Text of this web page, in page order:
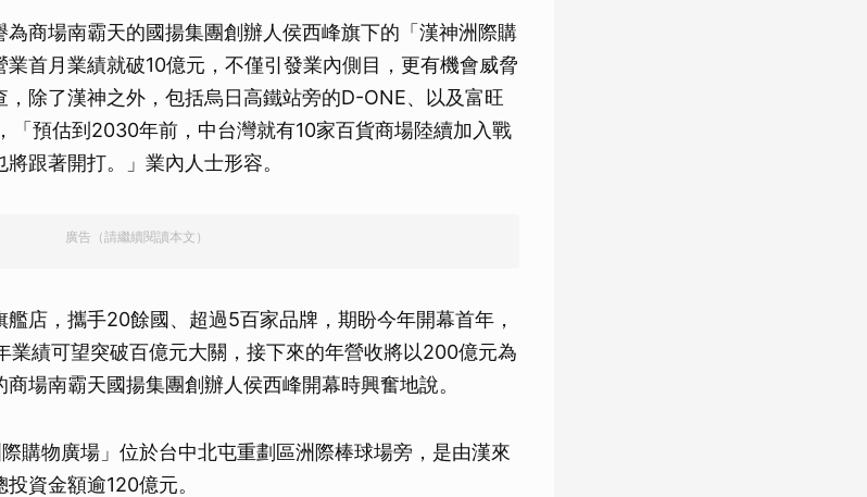
商場南霸天的國揚集團創辦人侯西峰旗下的「漢神洲際購
首月業績就破10億元，不僅引發業內側目，更有機會威脅
除了漢神之外，包括烏日高鐵站旁的D-ONE、以及富旺
「預估到2030年前，中台灣就有10家百貨商場陸續加入戰
跟著開打。」業內人士形容。
廣告（請繼續閱讀本文）
艦店，攜手20餘國、超過5百家品牌，期盼今年開幕首年，
業績可望突破百億元大關，接下來的年營收將以200億元為
場南霸天國揚集團創辦人侯西峰開幕時興奮地說。
購物廣場」位於台中北屯重劃區洲際棒球場旁，是由漢來
資金額逾120億元。